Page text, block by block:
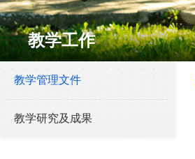
教学工作
教学管理文件
教学研究及成果